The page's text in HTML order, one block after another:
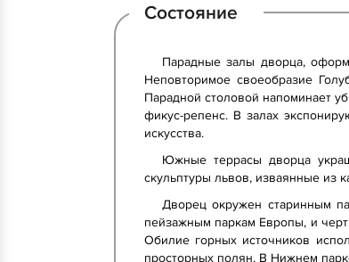
Состояние
Парадные залы дворца,
Неповторимое своеобразие
Парадной столовой напоминает
фикус-репенс. В залах
искусства.
Южные террасы дворца
скульптуры львов, изваянные из
Дворец окружен старинным
пейзажным паркам Европы, и
Обилие горных источников
просторных полян. В Нижнем